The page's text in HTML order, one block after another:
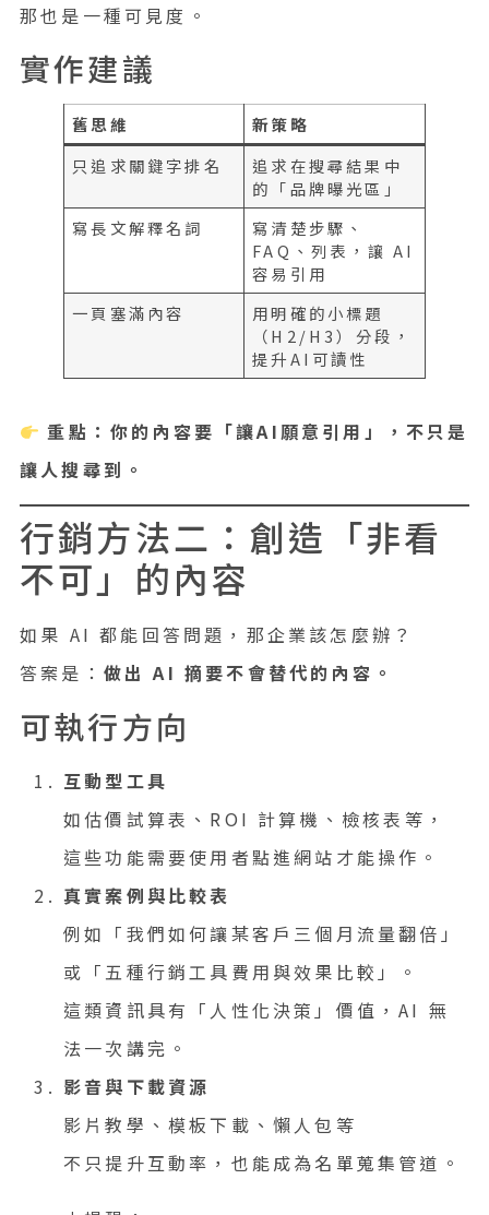
那也是一種可見度。
實作建議
舊思維
新策略
只追求關鍵字排名
追求在搜尋結果中
的「品牌曝光區」
寫長文解釋名詞
寫清楚步驟、
FAQ、列表，讓 AI
容易引用
一頁塞滿內容
用明確的小標題
（H2/H3）分段，
提升AI可讀性
重點：你的內容要「讓AI願意引用」，不只是
讓人搜尋到。
行銷方法二：創造「非看
不可」的內容
如果 AI 都能回答問題，那企業該怎麼辦？
答案是： 做出 AI 摘要不會替代的內容。
可執行方向
互動型工具
如估價試算表、ROI 計算機、檢核表等，
這些功能需要使用者點進網站才能操作。
真實案例與比較表
例如「我們如何讓某客戶三個月流量翻倍」
或「五種行銷工具費用與效果比較」。
這類資訊具有「人性化決策」價值，AI 無
法一次講完。
影音與下載資源
影片教學、模板下載、懶人包等
不只提升互動率，也能成為名單蒐集管道。